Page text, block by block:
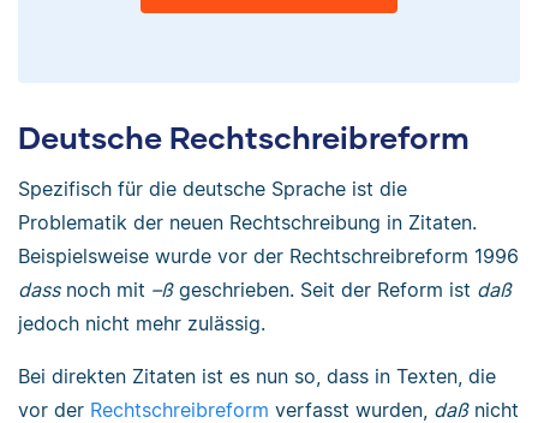
Deutsche Rechtschreibreform
Spezifisch für die deutsche Sprache ist die
Problematik der neuen Rechtschreibung in Zitaten.
Beispielsweise wurde vor der Rechtschreibreform 1996
dassnoch mit –ßgeschrieben. Seit der Reform ist daß
jedoch nicht mehr zulässig.
Bei direkten Zitaten ist es nun so, dass in Texten, die
vor der Rechtschreibreform verfasst wurden, daßnicht